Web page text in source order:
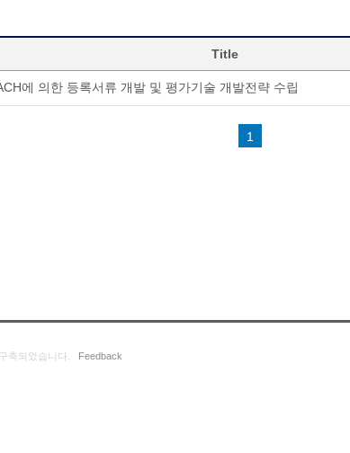
Title
에 의한 등록서류 개발 및 평가기술 개발전략 수립
1
축되었습니다. Feedback